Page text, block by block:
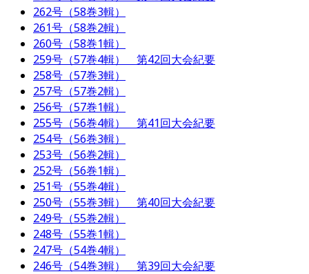
262号（58巻3輯）
261号（58巻2輯）
260号（58巻1輯）
259号（57巻4輯） 第42回大会紀要
258号（57巻3輯）
257号（57巻2輯）
256号（57巻1輯）
255号（56巻4輯） 第41回大会紀要
254号（56巻3輯）
253号（56巻2輯）
252号（56巻1輯）
251号（55巻4輯）
250号（55巻3輯） 第40回大会紀要
249号（55巻2輯）
248号（55巻1輯）
247号（54巻4輯）
246号（54巻3輯） 第39回大会紀要